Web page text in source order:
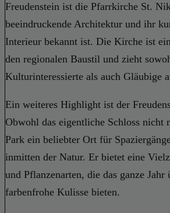
Freudenstein ist die Pfarrkirche St.
beeindruckende Architektur und ihr
Interieur bekannt ist. Die Kirche ist
den regionalen Baustil und zieht
Kulturinteressierte als auch Gläubige
Ein weiteres Highlight ist der
Obwohl das eigentliche Schloss nicht
Park ein beliebter Ort für
inmitten der Natur. Er bietet eine
und Pflanzenarten, die das ganze Jahr
farbenfrohe Kulisse bieten.